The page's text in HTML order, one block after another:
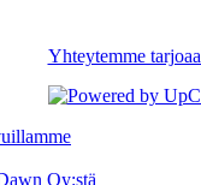
Yhteytemme
Oy:stä